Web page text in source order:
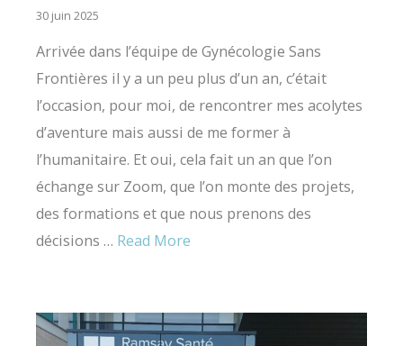
30 juin 2025
Arrivée dans l’équipe de Gynécologie Sans
Frontières il y a un peu plus d’un an, c’était
l’occasion, pour moi, de rencontrer mes acolytes
d’aventure mais aussi de me former à
l’humanitaire. Et oui, cela fait un an que l’on
échange sur Zoom, que l’on monte des projets,
des formations et que nous prenons des
décisions … Read More